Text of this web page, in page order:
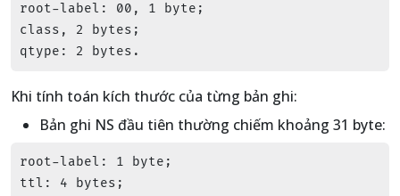
root-label: 00, 1 byte;
class, 2 bytes;
qtype: 2 bytes.
Khi tính toán kích thước của từng bản ghi:
Bản ghi NS đầu tiên thường chiếm khoảng 31 byte:
root-label: 1 byte;
ttl: 4 bytes;